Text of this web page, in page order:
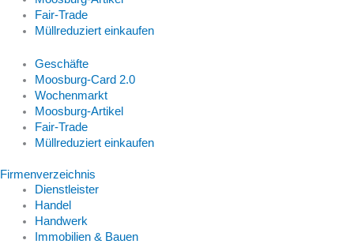
Fair-Trade
Müllreduziert einkaufen
Geschäfte
Moosburg-Card 2.0
Wochenmarkt
Moosburg-Artikel
Fair-Trade
Müllreduziert einkaufen
Firmenverzeichnis
Dienstleister
Handel
Handwerk
Immobilien & Bauen